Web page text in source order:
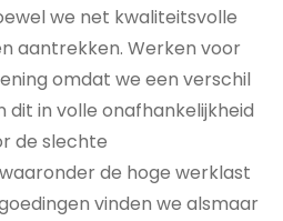
we net kwaliteitsvolle
aantrekken. Werken voor
omdat we een verschil
dit in volle onafhankelijkheid
de slechte
de hoge werklast
vinden we alsmaar